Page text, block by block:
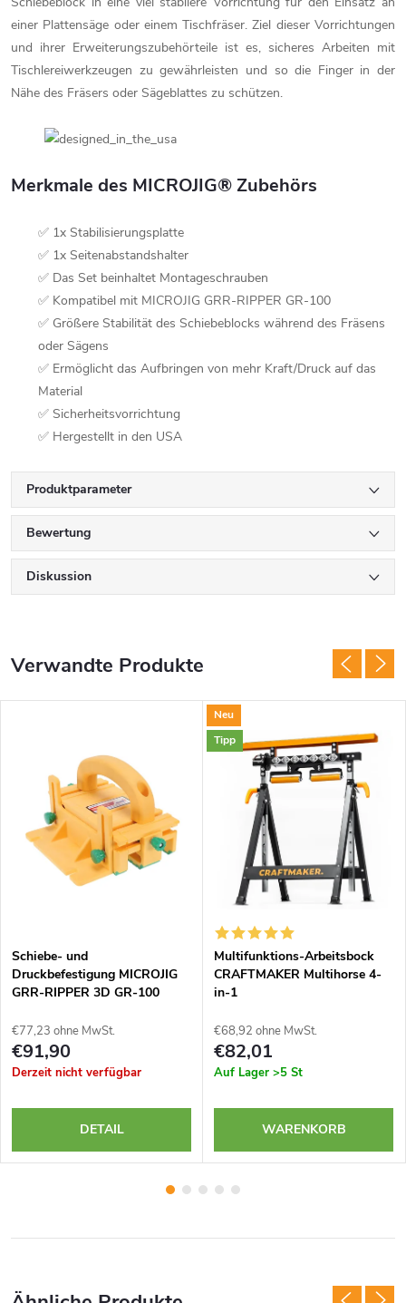
einer Plattensäge oder einem Tischfräser. Ziel dieser Vorrichtungen
und ihrer Erweiterungszubehörteile ist es, sicheres Arbeiten mit
Tischlereiwerkzeugen zu gewährleisten und so die Finger in der
Nähe des Fräsers oder Sägeblattes zu schützen.
Merkmale des MICROJIG® Zubehörs
✅ 1x Stabilisierungsplatte
✅ 1x Seitenabstandshalter
✅ Das Set beinhaltet Montageschrauben
✅ Kompatibel mit MICROJIG GRR-RIPPER GR-100
✅ Größere Stabilität des Schiebeblocks während des Fräsens
oder Sägens
✅ Ermöglicht das Aufbringen von mehr Kraft/Druck auf das
Material
✅ Sicherheitsvorrichtung
✅ Hergestellt in den USA
Produktparameter
Bewertung
Diskussion
Verwandte Produkte
Schiebe- und
Druckbefestigung MICROJIG
GRR-RIPPER 3D GR-100
€77,23 ohne MwSt.
€91,90
Derzeit nicht verfügbar
DETAIL
Neu
Tipp
Multifunktions-Arbeitsbock
CRAFTMAKER Multihorse 4-
in-1
€68,92 ohne MwSt.
€82,01
Auf Lager >5 St
WARENKORB